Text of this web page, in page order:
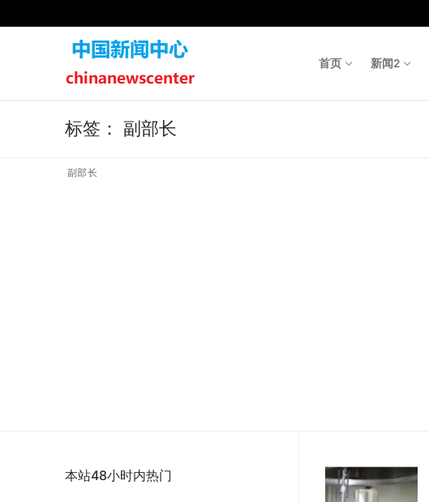
to
首页 新闻2
标签： 副部长
副部长
本站48小时内热门